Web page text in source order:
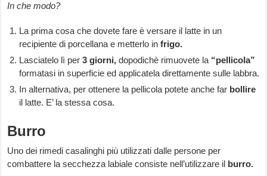
In che modo?
La prima cosa che dovete fare è versare il latte in un
recipiente di porcellana e metterlo in frigo.
Lasciatelo lì per3 giorni, dopodichè rimuovete la “pellicola”
formatasi in superficie ed applicatela direttamente sulle labbra.
In alternativa, per ottenere la pellicola potete anche far bollire
il latte. E’ la stessa cosa.
Burro
Uno dei rimedi casalinghi più utilizzati dalle persone per
combattere la secchezza labiale consiste nell’utilizzare il burro.